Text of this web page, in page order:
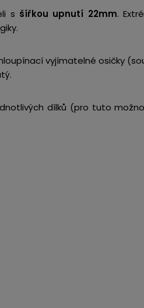
s šířkou upnutí 22mm.
vyjímatelné osičky
dílků (pro tuto